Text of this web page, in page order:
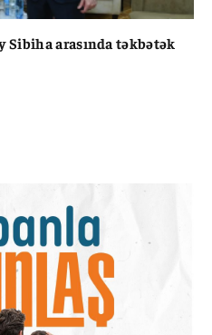
Sibiha arasında təkbətək